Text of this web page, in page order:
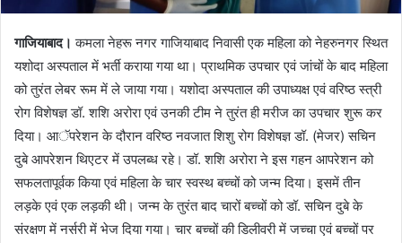
गाजियाबाद। कमला नेहरू नगर गाजियाबाद निवासी एक महिला को नेहरुनगर स्थित
यशोदा अस्पताल में भर्ती कराया गया था। प्राथमिक उपचार एवं जांचों के बाद महिला
को तुरंत लेबर रूम में ले जाया गया। यशोदा अस्पताल की उपाध्यक्ष एवं वरिष्ठ स्त्री
रोग विशेषज्ञ डॉ. शशि अरोरा एवं उनकी टीम ने तुरंत ही मरीज का उपचार शुरू कर
दिया। आॅपरेशन के दौरान वरिष्ठ नवजात शिशु रोग विशेषज्ञ डॉ. (मेजर) सचिन
दुबे आपरेशन थिएटर में उपलब्ध रहे। डॉ. शशि अरोरा ने इस गहन आपरेशन को
सफलतापूर्वक किया एवं महिला के चार स्वस्थ बच्चों को जन्म दिया। इसमें तीन
लड़के एवं एक लड़की थी। जन्म के तुरंत बाद चारों बच्चों को डॉ. सचिन दुबे के
संरक्षण में नर्सरी में भेज दिया गया। चार बच्चों की डिलीवरी में जच्चा एवं बच्चों पर